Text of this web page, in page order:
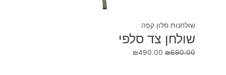
שולחנות סלון קפה
שולחן צד סלפי
₪690.00
₪490.00